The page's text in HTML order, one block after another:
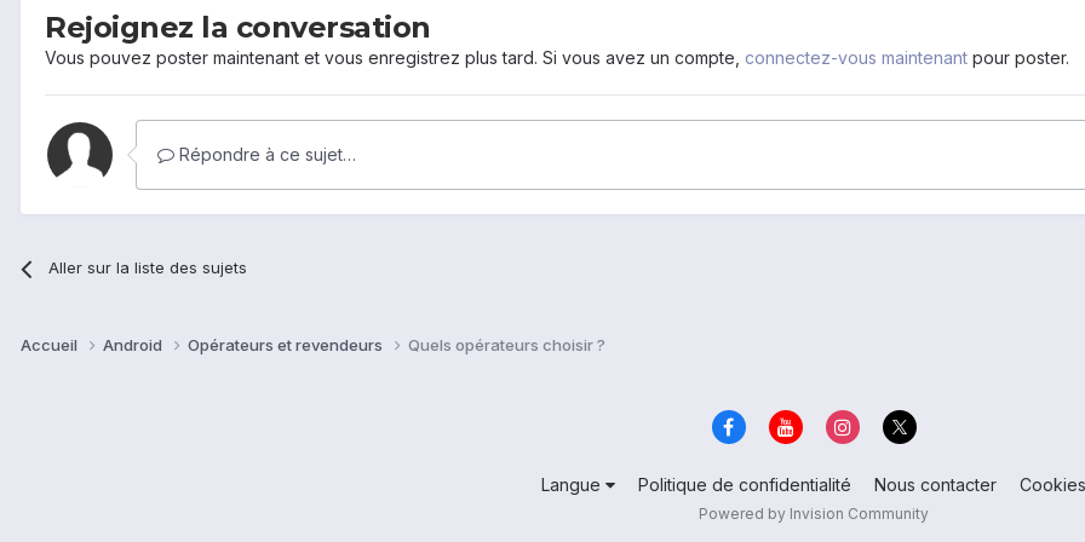
Rejoignez la conversation
Vous pouvez poster maintenant et vous enregistrez plus tard. Si vous avez un compte, connectez-vous maintenant pour poster.
Répondre à ce sujet…
Aller sur la liste des sujets
Accueil Android Opérateurs et revendeurs Quels opérateurs choisir ?
Langue Politique de confidentialité Nous contacter Cookies
Powered by Invision Community